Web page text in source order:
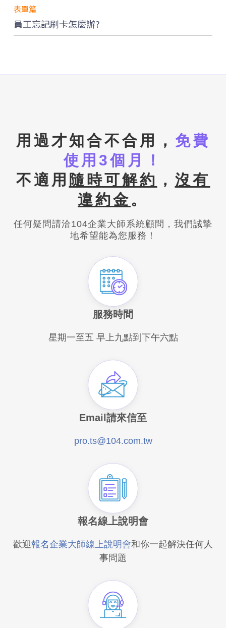
相
關
品
牌
資
市
業
學
表單篇
員工忘記刷卡怎麼辦?
用過才知合不合用， 免費
使用3個月！
不適用 隨時可解約 ， 沒有
違約金 。
任何疑問請洽104企業大師系統顧問，我們誠摯
地希望能為您服務！
服務時間
星期一至五 早上九點到下午六點
Email請來信至
pro.ts@104.com.tw
報名線上說明會​
歡迎報名企業大師線上說明會和你一起解決任何人
事問題​